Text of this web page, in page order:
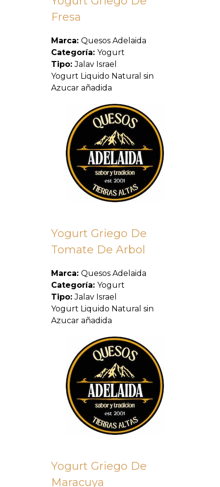
Fresa
Marca: Quesos Adelaida
Categoría: Yogurt
Tipo:Jalav Israel
Yogurt Liquido Natural sin
Azucar añadida
Yogurt Griego De
Tomate De Arbol
Marca: Quesos Adelaida
Categoría: Yogurt
Tipo:Jalav Israel
Yogurt Liquido Natural sin
Azucar añadida
Yogurt Griego De
Maracuya